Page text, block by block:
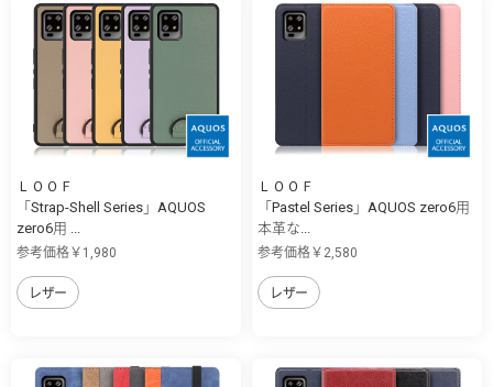
ＬＯＯＦ
「Strap-Shell Series」AQUOS
zero6用 ...
参考価格￥1,980
レザー
ＬＯＯＦ
「Pastel Series」AQUOS zero6用
本革な...
参考価格￥2,580
レザー